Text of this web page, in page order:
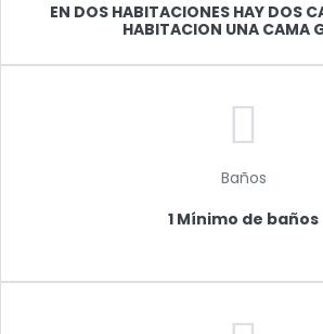
EN DOS HABITACIONES HAY DOS
HABITACION UNA CAMA
Baños
1 Mínimo de baños